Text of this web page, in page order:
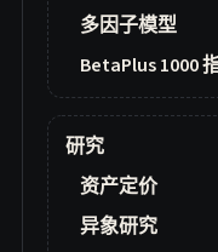
多因子模型
BetaPlus 1000
研究
资产定价
异象研究